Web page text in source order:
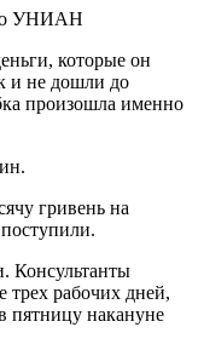
УНИАН
которые он
и не дошли до
произошла именно
гривень на
Консультанты
трех рабочих дней,
пятницу накануне